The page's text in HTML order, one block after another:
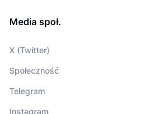
Media społ.
X (Twitter)
Społeczność
Telegram
Instagram